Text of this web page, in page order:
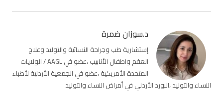
د.سوزان ضمرة
إستشارية طب وجراحة النسائية والتوليد وعلاج
العقم واطفال الأنابيب ،عضو في AAGL / الولايات
المتحدة الأمريكية ،عضو في الجمعية الأردنية لأطباء
النساء والتوليد ،البورد الأردني في أمراض النساء والتوليد